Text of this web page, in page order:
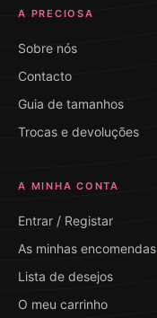
A PRECIOSA
Sobre nós
Contacto
Guia de tamanhos
Trocas e devoluções
A MINHA CONTA
Entrar / Registar
As minhas encomendas
Lista de desejos
O meu carrinho